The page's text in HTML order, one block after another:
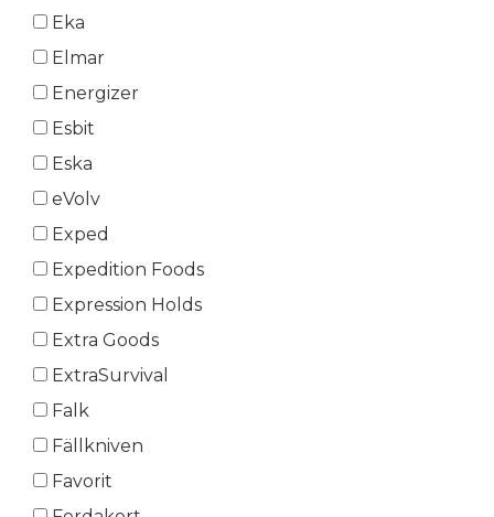
Eka
Elmar
Energizer
Esbit
Eska
eVolv
Exped
Expedition Foods
Expression Holds
Extra Goods
ExtraSurvival
Falk
Fällkniven
Favorit